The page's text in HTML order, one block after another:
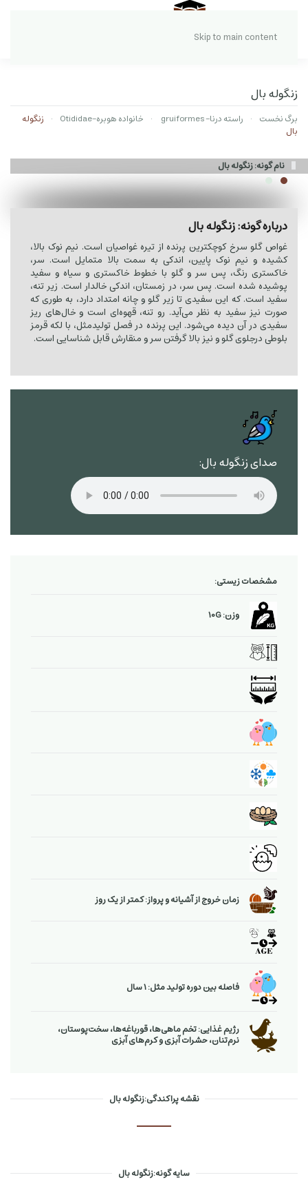
Skip to main content
زنگوله بال
برگ نخست راسته درنا- gruiformes خانواده هوبره-Otididae
زنگوله
بال
نام گونه: زنگوله بال
درباره گونه: زنگوله بال
غواص گلو سرخ کوچکترین پرنده از تیره غواصیان است. نیم نوک بالا،
کشیده و نیم نوک پایین، اندکی به سمت بالا متمایل است. سر،
خاکستری رنگ، پس سر و گلو با خطوط خاکستری و سیاه و سفید
پوشیده شده است. پس سر، در زمستان، اندکی خالدار است. زیر تنه،
سفید است. که این سفیدی تا زیر گلو و چانه امتداد دارد، به طوری که
صورت نیز سفید به نظر می‌آید. رو تنه، قهوه‌ای است و خال‌های ریز
سفیدی در آن دیده می‌شود. این پرنده در فصل تولیدمثل، با لکه قرمز
بلوطی درجلوی گلو و نیز بالا گرفتن سر و منقارش قابل شناسایی است.
صدای زنگوله بال:
مشخصات زیستی:
وزن: 10G
زمان خروج از آشیانه و پرواز: کمتر از یک روز
فاصله بین دوره تولید مثل: 1 سال
رژیم غذایی: تخم ماهی‌ها، قورباغه‌ها، سخت‌پوستان،
نرم‌تنان، حشرات آبزی و كرم‌های آبزی
نقشه پراکندگی:زنگوله بال
سایه گونه:زنگوله بال